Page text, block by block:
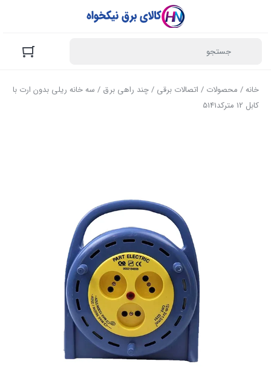
خانه/ محصولات / اتصالات برقی /چند راهی برق / سه خانه ریلی بدون ارت با
کابل 12 مترکد5141